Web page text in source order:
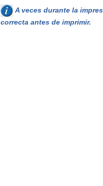
A veces durante la
correcta antes de imprimir.